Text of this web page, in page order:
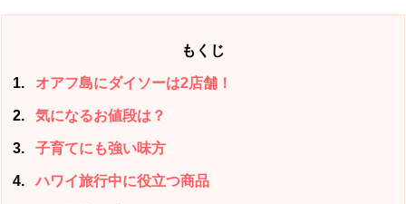
もくじ
1 オアフ島にダイソーは2店舗！
2 気になるお値段は？
3 子育てにも強い味方
4 ハワイ旅行中に役立つ商品